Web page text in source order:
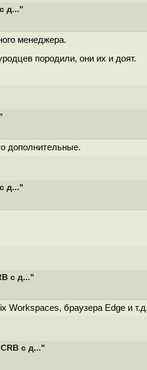
д..."
менеджера.
породили, они их и доят.
дополнительные.
д..."
с д..."
браузера Edge и
с д..."